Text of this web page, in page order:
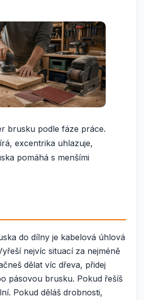
brusku podle fáze práce.
excentrika uhlazuje,
pomáhá s menšími
do dílny je kabelová úhlová
nejvíc situací za nejméně
dělat víc dřeva, přidej
pásovou brusku. Pokud řešíš
Pokud děláš drobnosti,